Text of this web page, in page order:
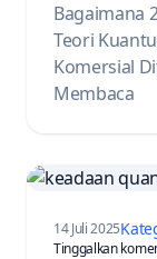
Bagaimana
Teori
Komersial
Membaca
14 Juli 2025
Tinggalkan